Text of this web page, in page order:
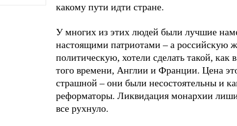
какому пути идти стране.
У многих из этих людей были лучшие
настоящими патриотами – а российскую
политическую, хотели сделать такой, как
того времени, Англии и Франции. Цена
страшной – они были несостоятельны и
реформаторы. Ликвидация монархии
все рухнуло.